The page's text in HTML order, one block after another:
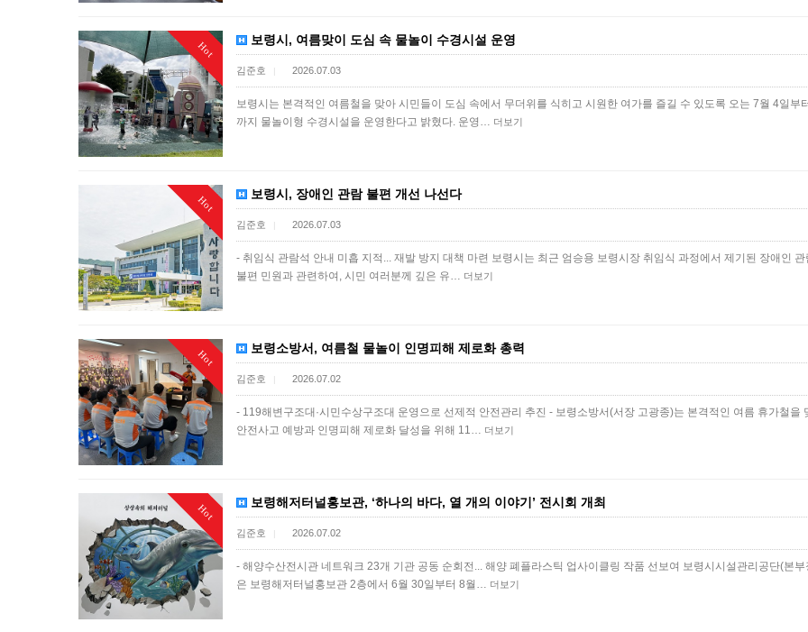
Hot 보령시, 여름맞이 도심 속 물놀이 수경시설 운영
김준호 | 2026.07.03
보령시는 본격적인 여름철을 맞아 시민들이 도심 속에서 무더위를 식히고 시원한 여가를 즐길 수 있도록 오는 7월 4일부
까지 물놀이형 수경시설을 운영한다고 밝혔다. 운영… 더보기
Hot 보령시, 장애인 관람 불편 개선 나선다
김준호 | 2026.07.03
- 취임식 관람석 안내 미흡 지적... 재발 방지 대책 마련 보령시는 최근 엄승용 보령시장 취임식 과정에서 제기된 장애인 관
불편 민원과 관련하여, 시민 여러분께 깊은 유… 더보기
Hot 보령소방서, 여름철 물놀이 인명피해 제로화 총력
김준호 | 2026.07.02
- 119해변구조대·시민수상구조대 운영으로 선제적 안전관리 추진 - 보령소방서(서장 고광종)는 본격적인 여름 휴가철을
안전사고 예방과 인명피해 제로화 달성을 위해 11… 더보기
Hot 보령해저터널홍보관, ‘하나의 바다, 열 개의 이야기’ 전시회 개최
김준호 | 2026.07.02
- 해양수산전시관 네트워크 23개 기관 공동 순회전... 해양 폐플라스틱 업사이클링 작품 선보여 보령시시설관리공단(본
은 보령해저터널홍보관 2층에서 6월 30일부터 8월… 더보기